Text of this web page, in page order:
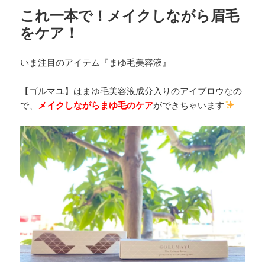
これ一本で！メイクしながら眉毛
をケア！
いま注目のアイテム『まゆ毛美容液』
【ゴルマユ】はまゆ毛美容液成分入りのアイブロウなの
で、
メイクしながらまゆ毛のケアができちゃいます